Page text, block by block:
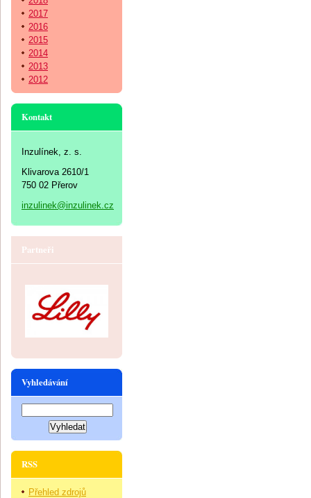
2017
2016
2015
2014
2013
2012
Kontakt
Inzulínek, z. s.
Klivarova 2610/1
750 02 Přerov
inzulinek@inzulinek.cz
Partneři
Vyhledávání
RSS
Přehled zdrojů